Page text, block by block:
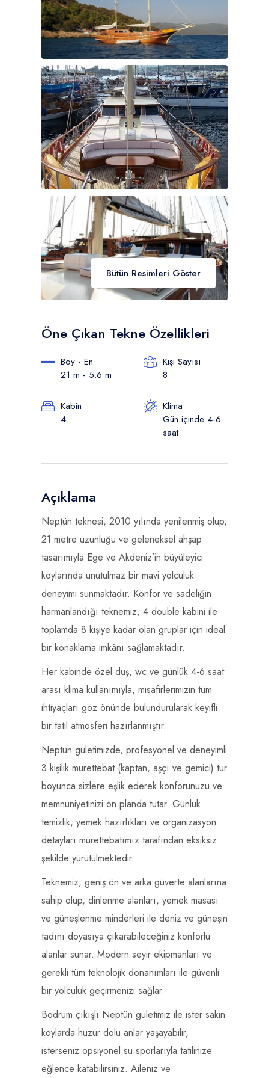
Bütün Resimleri Göster
Öne Çıkan Tekne Özellikleri
Boy - En
21 m - 5.6 m
Kişi Sayısı
8
Kabin
4
Klima
Gün içinde 4-6
saat
Açıklama
Neptün teknesi, 2010 yılında yenilenmiş olup,
21 metre uzunluğu ve geleneksel ahşap
tasarımıyla Ege ve Akdeniz’in büyüleyici
koylarında unutulmaz bir mavi yolculuk
deneyimi sunmaktadır. Konfor ve sadeliğin
harmanlandığı teknemiz, 4 double kabini ile
toplamda 8 kişiye kadar olan gruplar için ideal
bir konaklama imkânı sağlamaktadır.
Her kabinde özel duş, wc ve günlük 4-6 saat
arası klima kullanımıyla, misafirlerimizin tüm
ihtiyaçları göz önünde bulundurularak keyifli
bir tatil atmosferi hazırlanmıştır.
Neptün guletimizde, profesyonel ve deneyimli
3 kişilik mürettebat (kaptan, aşçı ve gemici) tur
boyunca sizlere eşlik ederek konforunuzu ve
memnuniyetinizi ön planda tutar. Günlük
temizlik, yemek hazırlıkları ve organizasyon
detayları mürettebatımız tarafından eksiksiz
şekilde yürütülmektedir.
Teknemiz, geniş ön ve arka güverte alanlarına
sahip olup, dinlenme alanları, yemek masası
ve güneşlenme minderleri ile deniz ve güneşin
tadını doyasıya çıkarabileceğiniz konforlu
alanlar sunar. Modern seyir ekipmanları ve
gerekli tüm teknolojik donanımları ile güvenli
bir yolculuk geçirmenizi sağlar.
Bodrum çıkışlı Neptün guletimiz ile ister sakin
koylarda huzur dolu anlar yaşayabilir,
isterseniz opsiyonel su sporlarıyla tatilinize
eğlence katabilirsiniz. Aileniz ve